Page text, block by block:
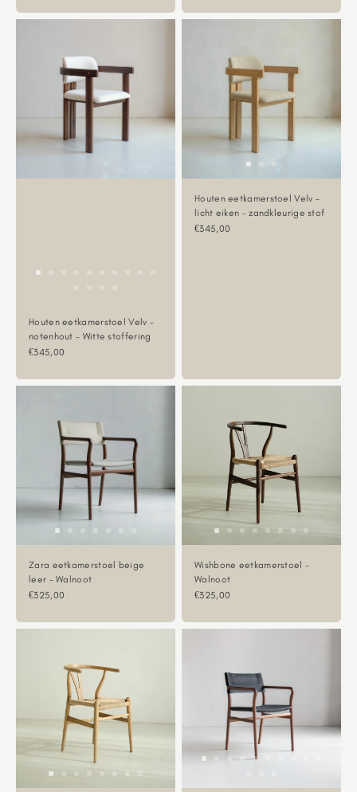
Houten eetkamerstoel Velv -
notenhout - Witte stoffering
Aanbiedingsprijs
€345,00
Houten eetkamerstoel Velv -
licht eiken - zandkleurige stof
Aanbiedingsprijs
€345,00
Zara eetkamerstoel beige
leer - Walnoot
Aanbiedingsprijs
€325,00
Wishbone eetkamerstoel -
Walnoot
Aanbiedingsprijs
€325,00